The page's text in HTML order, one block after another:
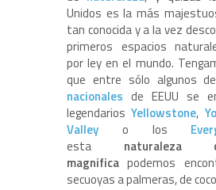
Unidos es la más
tan conocida y a la vez
primeros espacios
por ley en el mundo.
que entre sólo algunos
nacionales de EEUU se
legendariosYellowstone,
Valley o los
esta naturaleza
magnificapodemos
secuoyas a palmeras, de